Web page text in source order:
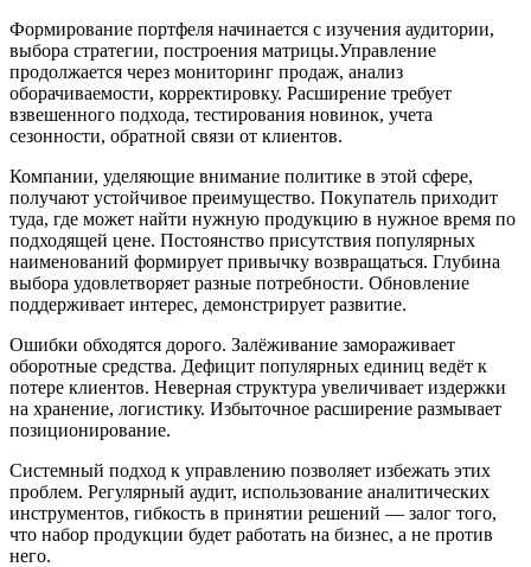
Формирование портфеля начинается с изучения аудитории,
выбора стратегии, построения матрицы.Управление
продолжается через мониторинг продаж, анализ
оборачиваемости, корректировку. Расширение требует
взвешенного подхода, тестирования новинок, учета
сезонности, обратной связи от клиентов.
Компании, уделяющие внимание политике в этой сфере,
получают устойчивое преимущество. Покупатель приходит
туда, где может найти нужную продукцию в нужное время по
подходящей цене. Постоянство присутствия популярных
наименований формирует привычку возвращаться. Глубина
выбора удовлетворяет разные потребности. Обновление
поддерживает интерес, демонстрирует развитие.
Ошибки обходятся дорого. Залёживание замораживает
оборотные средства. Дефицит популярных единиц ведёт к
потере клиентов. Неверная структура увеличивает издержки
на хранение, логистику. Избыточное расширение размывает
позиционирование.
Системный подход к управлению позволяет избежать этих
проблем. Регулярный аудит, использование аналитических
инструментов, гибкость в принятии решений — залог того,
что набор продукции будет работать на бизнес, а не против
него.